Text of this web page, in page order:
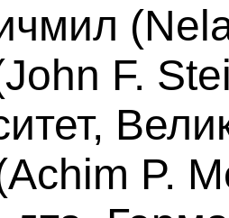
F.
P.